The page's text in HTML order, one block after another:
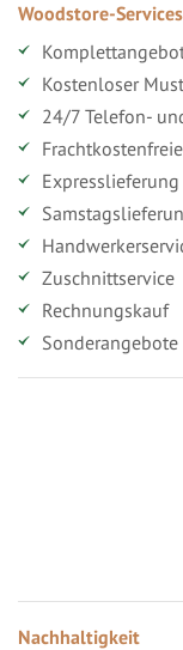
Woodstore-Services
Kostenloser
24/7 Telefon-
Expresslieferung
Zuschnittservice
Rechnungskauf
Nachhaltigkeit